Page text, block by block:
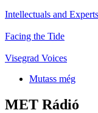
Intellectuals and
Facing the Tide
Visegrad Voices
Mutass még
MET Rádió